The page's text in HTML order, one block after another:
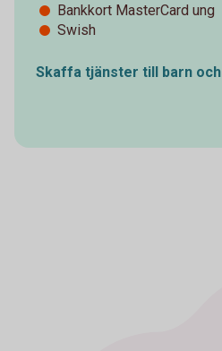
Bankkort MasterCard ung
Swish
Skaffa tjänster till barn och